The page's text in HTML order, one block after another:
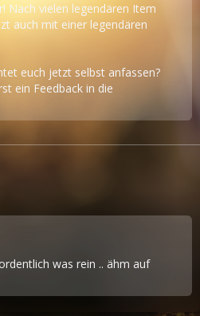
Nach vielen legendären Item
auch mit einer legendären
euch jetzt selbst anfassen?
ein Feedback in die
was rein .. ähm auf